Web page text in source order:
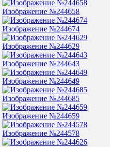
Изображение №244658
Изображение №244674
Изображение №244629
Изображение №244643
Изображение №244649
Изображение №244685
Изображение №244659
Изображение №244578